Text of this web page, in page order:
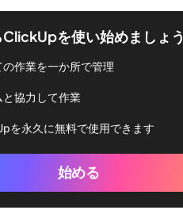
を使い始めましょう
の作業を一か所で管理
と協力して作業
を永久に無料で使用できます
始める